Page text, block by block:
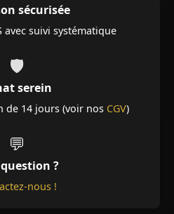
sécurisée
avec suivi systématique
🛡️
serein
de 14 jours (voir nos CGV)
💬
?
nous !